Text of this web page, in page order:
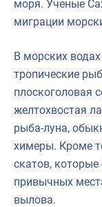
моря. Ученые
миграции
В морских
тропические
плоскоголовая
желтохвостая
рыба-луна,
химеры. Кроме
скатов,
привычных
вылова.